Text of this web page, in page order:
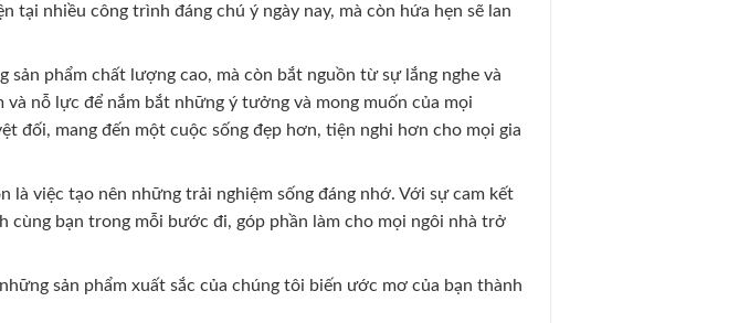
tại nhiều công trình đáng chú ý ngày nay, mà còn hứa hẹn sẽ lan
phẩm chất lượng cao, mà còn bắt nguồn từ sự lắng nghe và
nỗ lực để nắm bắt những ý tưởng và mong muốn của mọi
đối, mang đến một cuộc sống đẹp hơn, tiện nghi hơn cho mọi gia
việc tạo nên những trải nghiệm sống đáng nhớ. Với sự cam kết
cùng bạn trong mỗi bước đi, góp phần làm cho mọi ngôi nhà trở
sản phẩm xuất sắc của chúng tôi biến ước mơ của bạn thành